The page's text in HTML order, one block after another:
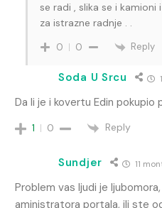
se radi , slika se i
za istrazne radnje . .
0 0 Reply
Soda U Srcu
Da li je i kovertu Edin pokupio
1 0 Reply
Sundjer 11
Problem vas ljudi je
aministratora portala, ili ste